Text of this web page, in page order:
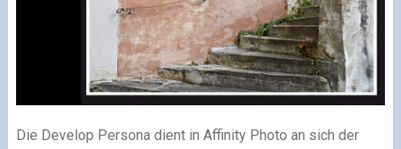
Die Develop Persona dient in Affinity Photo an sich der